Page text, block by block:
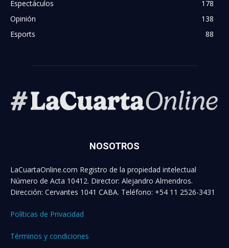
Espectáculos
178
Opinión
138
Esports
88
NOSOTROS
LaCuartaOnline.com Registro de la propiedad intelectual
Número de Acta 10412. Director: Alejandro Almendros.
Dirección: Cervantes 1041 CABA. Teléfono: +54 11 2526-3431
Políticas de Privacidad
Términos y condiciones